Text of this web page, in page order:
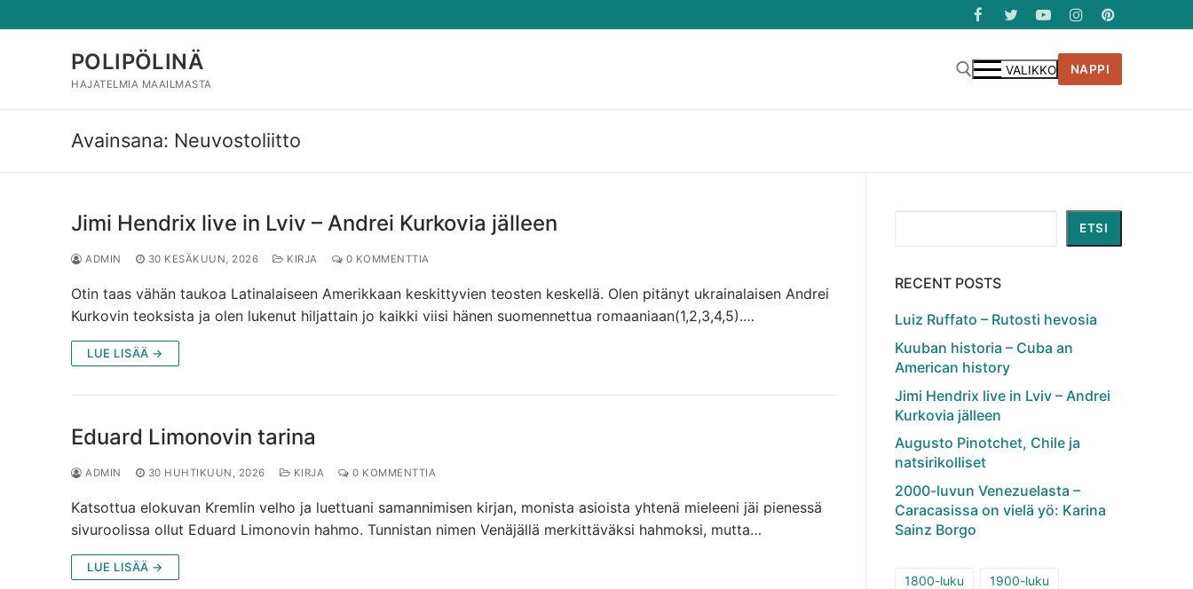
sisältöön
POLIPÖLINÄ
HAJATELMIA MAAILMASTA
VALIKKO NAPPI
Avainsana: Neuvostoliitto
Jimi Hendrix live in Lviv – Andrei Kurkovia jälleen
ADMIN 30 KESÄKUUN, 2026 KIRJA 0 KOMMENTTIA
Otin taas vähän taukoa Latinalaiseen Amerikkaan keskittyvien teosten keskellä. Olen pitänyt ukrainalaisen Andrei
Kurkovin teoksista ja olen lukenut hiljattain jo kaikki viisi hänen suomennettua romaaniaan(1,2,3,4,5).…
LUE LISÄÄ →
Eduard Limonovin tarina
ADMIN 30 HUHTIKUUN, 2026 KIRJA 0 KOMMENTTIA
Katsottua elokuvan Kremlin velho ja luettuani samannimisen kirjan, monista asioista yhtenä mieleeni jäi pienessä
sivuroolissa ollut Eduard Limonovin hahmo. Tunnistan nimen Venäjällä merkittäväksi hahmoksi, mutta…
LUE LISÄÄ →
ETSI
RECENT POSTS
Luiz Ruffato – Rutosti hevosia
Kuuban historia – Cuba an
American history
Jimi Hendrix live in Lviv – Andrei
Kurkovia jälleen
Augusto Pinotchet, Chile ja
natsirikolliset
2000-luvun Venezuelasta –
Caracasissa on vielä yö: Karina
Sainz Borgo
1800-luku
1900-luku